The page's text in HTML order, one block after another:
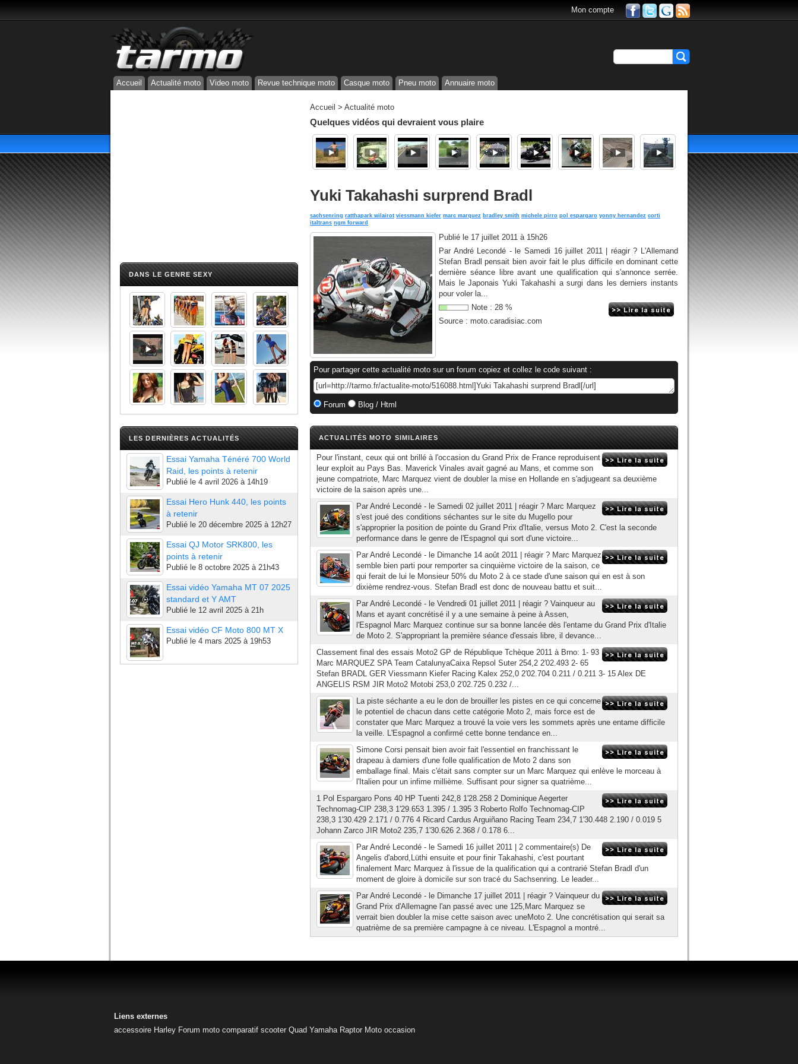
Mon compte
Accueil Actualité moto Video moto Revue technique moto Casque moto Pneu moto Annuaire moto
DANS LE GENRE SEXY
LES DERNIÈRES ACTUALITÉS
Essai Yamaha Ténéré 700 World
Raid, les points à retenir
Publié le 4 avril 2026 à 14h19
Essai Hero Hunk 440, les points
à retenir
Publié le 20 décembre 2025 à 12h27
Essai QJ Motor SRK800, les
points à retenir
Publié le 8 octobre 2025 à 21h43
Essai vidéo Yamaha MT 07 2025
standard et Y AMT
Publié le 12 avril 2025 à 21h
Essai vidéo CF Moto 800 MT X
Publié le 4 mars 2025 à 19h53
Accueil > Actualité moto
Quelques vidéos qui devraient vous plaire
Yuki Takahashi surprend Bradl
sachsenring ratthapark wilairot viessmann kiefer marc marquez bradley smith michele pirro pol espargaro yonny hernandez corti
italtrans ngm forward
Publié le 17 juillet 2011 à 15h26
Par André Lecondé - le Samedi 16 juillet 2011 | réagir ? L'Allemand
Stefan Bradl pensait bien avoir fait le plus difficile en dominant cette
dernière séance libre avant une qualification qui s'annonce serrée.
Mais le Japonais Yuki Takahashi a surgi dans les derniers instants
pour voler la...
Note : 28 %
Source : moto.caradisiac.com
Pour partager cette actualité moto sur un forum copiez et collez le code suivant :
Forum Blog / Html
ACTUALITÉS MOTO SIMILAIRES
Pour l'instant, ceux qui ont brillé à l'occasion du Grand Prix de France reproduisent
leur exploit au Pays Bas. Maverick Vinales avait gagné au Mans, et comme son
jeune compatriote, Marc Marquez vient de doubler la mise en Hollande en s'adjugeant sa deuxième
victoire de la saison après une...
Par André Lecondé - le Samedi 02 juillet 2011 | réagir ? Marc Marquez
s'est joué des conditions séchantes sur le site du Mugello pour
s'approprier la position de pointe du Grand Prix d'Italie, versus Moto 2. C'est la seconde
performance dans le genre de l'Espagnol qui sort d'une victoire...
Par André Lecondé - le Dimanche 14 août 2011 | réagir ? Marc Marquez
semble bien parti pour remporter sa cinquième victoire de la saison, ce
qui ferait de lui le Monsieur 50% du Moto 2 à ce stade d'une saison qui en est à son
dixième rendrez-vous. Stefan Bradl est donc de nouveau battu et suit...
Par André Lecondé - le Vendredi 01 juillet 2011 | réagir ? Vainqueur au
Mans et ayant concrétisé il y a une semaine à peine à Assen,
l'Espagnol Marc Marquez continue sur sa bonne lancée dès l'entame du Grand Prix d'Italie
de Moto 2. S'appropriant la première séance d'essais libre, il devance...
Classement final des essais Moto2 GP de République Tchèque 2011 à Brno: 1- 93
Marc MARQUEZ SPA Team CatalunyaCaixa Repsol Suter 254,2 2′02.493 2- 65
Stefan BRADL GER Viessmann Kiefer Racing Kalex 252,0 2′02.704 0.211 / 0.211 3- 15 Alex DE
ANGELIS RSM JIR Moto2 Motobi 253,0 2′02.725 0.232 /...
La piste séchante a eu le don de brouiller les pistes en ce qui concerne
le potentiel de chacun dans cette catégorie Moto 2, mais force est de
constater que Marc Marquez a trouvé la voie vers les sommets après une entame difficile
la veille. L'Espagnol a confirmé cette bonne tendance en...
Simone Corsi pensait bien avoir fait l'essentiel en franchissant le
drapeau à damiers d'une folle qualification de Moto 2 dans son
emballage final. Mais c'était sans compter sur un Marc Marquez qui enlève le morceau à
l'Italien pour un infime millième. Suffisant pour signer sa quatrième...
1 Pol Espargaro Pons 40 HP Tuenti 242,8 1'28.258 2 Dominique Aegerter
Technomag-CIP 238,3 1'29.653 1.395 / 1.395 3 Roberto Rolfo Technomag-CIP
238,3 1'30.429 2.171 / 0.776 4 Ricard Cardus Arguiñano Racing Team 234,7 1'30.448 2.190 / 0.019 5
Johann Zarco JIR Moto2 235,7 1'30.626 2.368 / 0.178 6...
Par André Lecondé - le Samedi 16 juillet 2011 | 2 commentaire(s) De
Angelis d'abord,Lüthi ensuite et pour finir Takahashi, c'est pourtant
finalement Marc Marquez à l'issue de la qualification qui a contrarié Stefan Bradl d'un
moment de gloire à domicile sur son tracé du Sachsenring. Le leader...
Par André Lecondé - le Dimanche 17 juillet 2011 | réagir ? Vainqueur du
Grand Prix d'Allemagne l'an passé avec une 125,Marc Marquez se
verrait bien doubler la mise cette saison avec uneMoto 2. Une concrétisation qui serait sa
quatrième de sa première campagne à ce niveau. L'Espagnol a montré...
Liens externes
accessoire Harley Forum moto comparatif scooter Quad Yamaha Raptor Moto occasion